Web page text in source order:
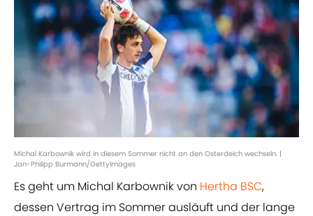
Michal Karbownik wird in diesem Sommer nicht an den Osterdeich wechseln. |
Jan-Philipp Burmann/GettyImages
Es geht um Michal Karbownik von Hertha BSC,
dessen Vertrag im Sommer ausläuft und der lange